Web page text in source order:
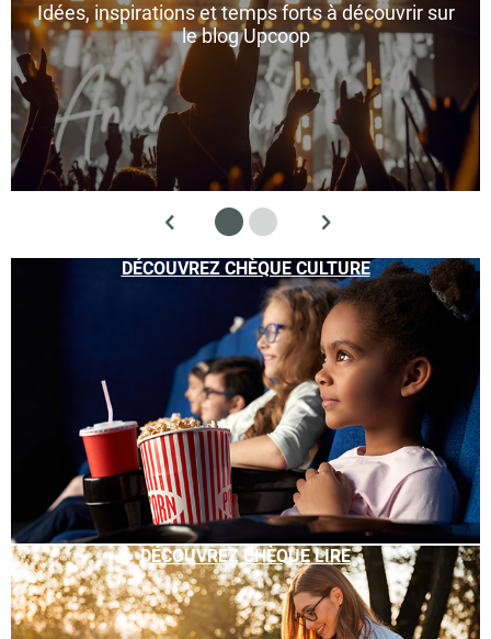
Idées, inspirations et temps forts à découvrir sur
le blog Upcoop
DÉCOUVREZ CHÈQUE CULTURE
DÉCOUVREZ CHÈQUE LIRE